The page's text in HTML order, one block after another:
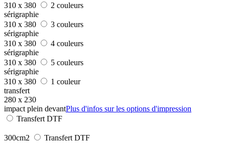
310 x 380
2 couleurs
sérigraphie
310 x 380
3 couleurs
sérigraphie
310 x 380
4 couleurs
sérigraphie
310 x 380
5 couleurs
sérigraphie
310 x 380
1 couleur
transfert
280 x 230
impact plein devantPlus d'infos sur les options d'impression
Transfert DTF
300cm2 Transfert DTF